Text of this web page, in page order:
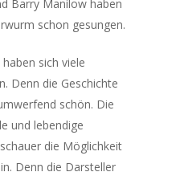
Barry Manilow haben
schon gesungen.
sich viele
Denn die Geschichte
schön. Die
und lebendige
die Möglichkeit
Denn die Darsteller
Die Evolution der
Handyhüllen für den Auftritt
Bühne
Musical-Tour mit dem
Unvergessliche Musical-
Carmen Twillie, Lebo